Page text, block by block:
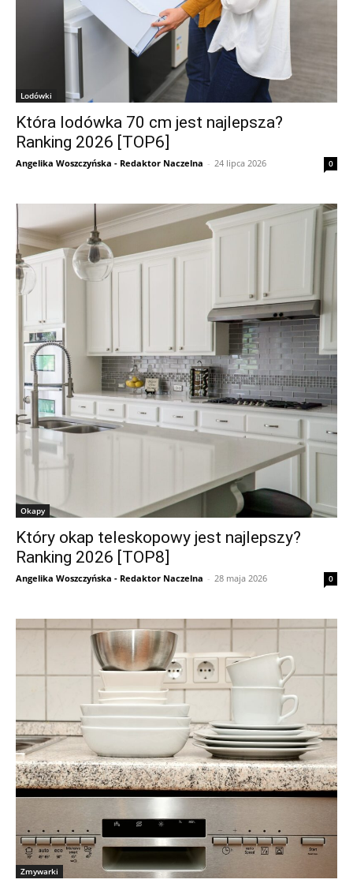
Lodówki
Która lodówka 70 cm jest najlepsza?
Ranking 2026 [TOP6]
Angelika Woszczyńska - Redaktor Naczelna - 24 lipca 2026 0
Okapy
Który okap teleskopowy jest najlepszy?
Ranking 2026 [TOP8]
Angelika Woszczyńska - Redaktor Naczelna - 28 maja 2026 0
Zmywarki